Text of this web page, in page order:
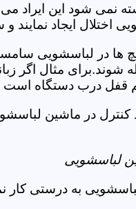
نمی شود این ایراد می
اختلال ایجاد
ها در لباسشویی
شوند.برای مثال اگر
درب دستگاه است
کنترل در ماشین
لباسشویی
به درستی